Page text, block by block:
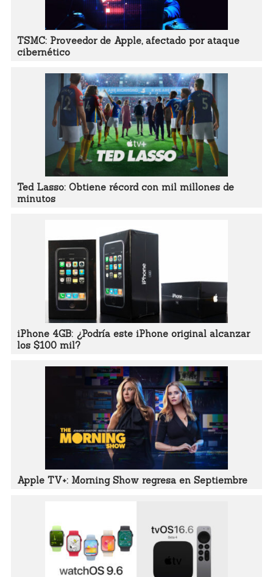
TSMC: Proveedor de Apple, afectado por ataque
cibernético
Ted Lasso: Obtiene récord con mil millones de
minutos
iPhone 4GB: ¿Podría este iPhone original alcanzar
los $100 mil?
Apple TV+: Morning Show regresa en Septiembre